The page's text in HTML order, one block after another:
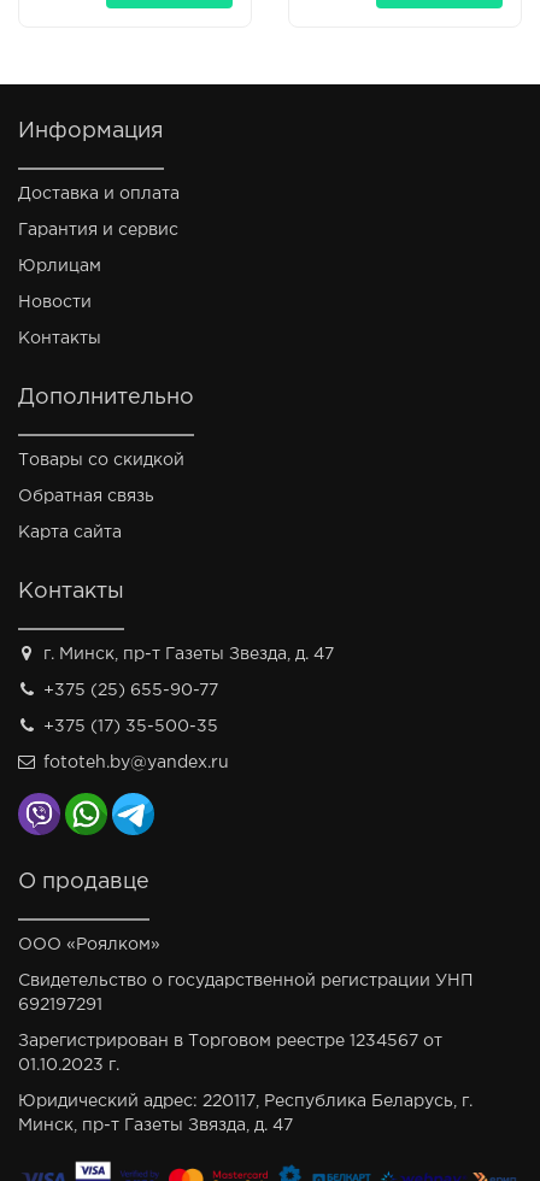
Информация
Доставка и оплата
Гарантия и сервис
Юрлицам
Новости
Контакты
Дополнительно
Товары со скидкой
Обратная связь
Карта сайта
Контакты
г. Минск, пр-т Газеты Звезда, д. 47
+375 (25) 655-90-77
+375 (17) 35-500-35
fototeh.by@yandex.ru
О продавце
ООО «Роялком»
Свидетельство о государственной регистрации УНП
692197291
Зарегистрирован в Торговом реестре 1234567 от
01.10.2023 г.
Юридический адрес: 220117, Республика Беларусь, г.
Минск, пр-т Газеты Звязда, д. 47